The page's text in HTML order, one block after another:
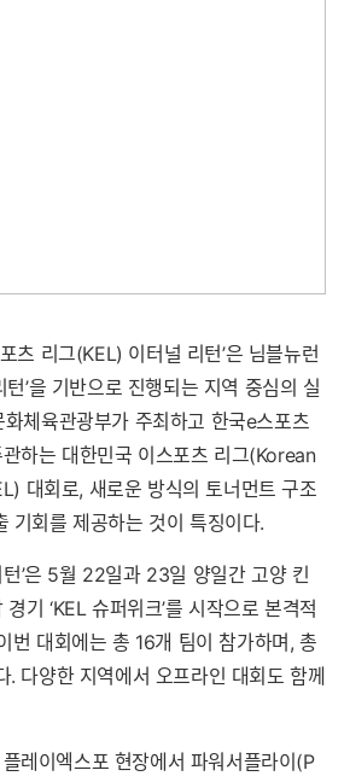
츠 리그(KEL) 이터널 리턴’은 님블뉴런
턴’을 기반으로 진행되는 지역 중심의 실
체육관광부가 주최하고 한국e스포츠
하는 대한민국 이스포츠 리그(Korean
대회로, 새로운 방식의 토너먼트 구조
기회를 제공하는 것이 특징이다.
’은 5월 22일과 23일 양일간 고양 킨
기 ‘KEL 슈퍼위크’를 시작으로 본격적
번 대회에는 총 16개 팀이 참가하며, 총
. 다양한 지역에서 오프라인 대회도 함께
레이엑스포 현장에서 파워서플라이(P